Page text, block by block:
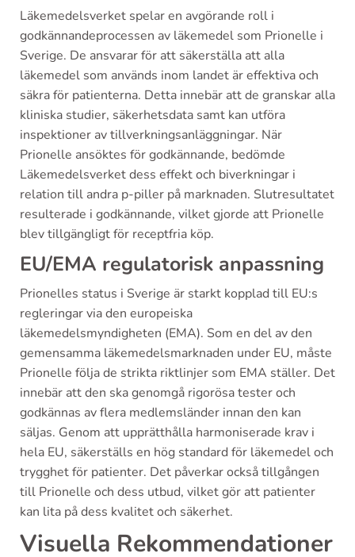
Läkemedelsverket spelar en avgörande roll i
godkännandeprocessen av läkemedel som Prionelle i
Sverige. De ansvarar för att säkerställa att alla
läkemedel som används inom landet är effektiva och
säkra för patienterna. Detta innebär att de granskar alla
kliniska studier, säkerhetsdata samt kan utföra
inspektioner av tillverkningsanläggningar. När
Prionelle ansöktes för godkännande, bedömde
Läkemedelsverket dess effekt och biverkningar i
relation till andra p-piller på marknaden. Slutresultatet
resulterade i godkännande, vilket gjorde att Prionelle
blev tillgängligt för receptfria köp.
EU/EMA regulatorisk anpassning
Prionelles status i Sverige är starkt kopplad till EU:s
regleringar via den europeiska
läkemedelsmyndigheten (EMA). Som en del av den
gemensamma läkemedelsmarknaden under EU, måste
Prionelle följa de strikta riktlinjer som EMA ställer. Det
innebär att den ska genomgå rigorösa tester och
godkännas av flera medlemsländer innan den kan
säljas. Genom att upprätthålla harmoniserade krav i
hela EU, säkerställs en hög standard för läkemedel och
trygghet för patienter. Det påverkar också tillgången
till Prionelle och dess utbud, vilket gör att patienter
kan lita på dess kvalitet och säkerhet.
Visuella Rekommendationer